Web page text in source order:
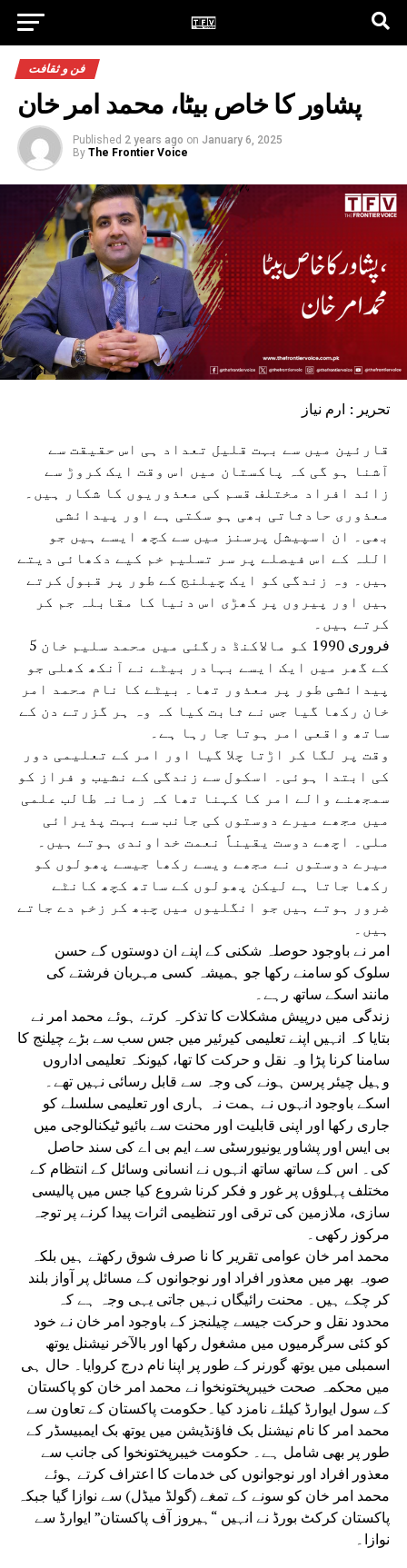
فن و ثقافت
پشاور کا خاص بیٹا، محمد امر خان
Published 2 years ago on January 6, 2025
By The Frontier Voice
تحریر : ارم نیاز
قارئین میں سے بہت قلیل تعداد ہی اس حقیقت سے
آشنا ہو گی کہ پاکستان میں اس وقت ایک کروڑ سے
زائد افراد مختلف قسم کی معذوریوں کا شکار ہیں۔
معذوری حادثاتی بھی ہو سکتی ہے اور پیدائشی
بھی۔ ان اسپیشل پرسنز میں سے کچھ ایسے ہیں جو
اللہ کے اس فیصلے پر سر تسلیم خم کیے دکھائی دیتے
ہیں۔ وہ زندگی کو ایک چیلنج کے طور پر قبول کرتے
ہیں اور پیروں پر کھڑی اس دنیا کا مقابلہ جم کر
کرتے ہیں۔
5 فروری 1990 کو مالاکنڈ درگئی میں محمد سلیم خان
کے گھر میں ایک ایسے بہادر بیٹے نے آنکھ کھلی جو
پیدائشی طور پر معذور تھا۔ بیٹے کا نام محمد امر
خان رکھا گیا جس نے ثابت کیا کہ وہ ہر گزرتے دن کے
ساتھ واقعی امر ہوتا جا رہا ہے۔
وقت پر لگا کر اڑتا چلا گیا اور امر کے تعلیمی دور
کی ابتدا ہوئی۔ اسکول سے زندگی کے نشیب و فراز کو
سمجھنے والے امر کا کہنا تھا کہ زمانہ طالب علمی
میں مجھے میرے دوستوں کی جانب سے بہت پذیرائی
ملی۔ اچھے دوست یقیناً نعمت خداوندی ہوتے ہیں۔
میرے دوستوں نے مجھے ویسے رکھا جیسے پھولوں کو
رکھا جاتا ہے لیکن پھولوں کے ساتھ کچھ کانٹے
ضرور ہوتے ہیں جو انگلیوں میں چبھ کر زخم دے جاتے
ہیں۔
امر نے باوجود حوصلہ شکنی کے اپنے ان دوستوں کے حسن
سلوک کو سامنے رکھا جو ہمیشہ کسی مہربان فرشتے کی
مانند اسکے ساتھ رہے۔
زندگی میں درپیش مشکلات کا تذکرہ کرتے ہوئے محمد امر نے
بتایا کہ انہیں اپنے تعلیمی کیرئیر میں جس سب سے بڑے چیلنج کا
سامنا کرنا پڑا وہ نقل و حرکت کا تھا، کیونکہ تعلیمی اداروں
وہیل چیئر پرسن ہونے کی وجہ سے قابل رسائی نہیں تھے۔
اسکے باوجود انہوں نے ہمت نہ ہاری اور تعلیمی سلسلے کو
جاری رکھا اور اپنی قابلیت اور محنت سے بائیو ٹیکنالوجی میں
بی ایس اور پشاور یونیورسٹی سے ایم بی اے کی سند حاصل
کی۔ اس کے ساتھ ساتھ انہوں نے انسانی وسائل کے انتظام کے
مختلف پہلوؤں پر غور و فکر کرنا شروع کیا جس میں پالیسی
سازی، ملازمین کی ترقی اور تنظیمی اثرات پیدا کرنے پر توجہ
مرکوز رکھی۔
محمد امر خان عوامی تقریر کا نا صرف شوق رکھتے ہیں بلکہ
صوبہ بھر میں معذور افراد اور نوجوانوں کے مسائل پر آواز بلند
کر چکے ہیں۔ محنت رائیگاں نہیں جاتی یہی وجہ ہے کہ
محدود نقل و حرکت جیسے چیلنجز کے باوجود امر خان نے خود
کو کئی سرگرمیوں میں مشغول رکھا اور بالآخر نیشنل یوتھ
اسمبلی میں یوتھ گورنر کے طور پر اپنا نام درج کروایا۔ حال ہی
میں محکمہ صحت خیبرپختونخوا نے محمد امر خان کو پاکستان
کے سول ایوارڈ کیلئے نامزد کیا۔حکومت پاکستان کے تعاون سے
محمد امر کا نام نیشنل بک فاؤنڈیشن میں یوتھ بک ایمبیسڈر کے
طور پر بھی شامل ہے۔ حکومت خیبرپختونخوا کی جانب سے
معذور افراد اور نوجوانوں کی خدمات کا اعتراف کرتے ہوئے
محمد امر خان کو سونے کے تمغے (گولڈ میڈل) سے نوازا گیا جبکہ
پاکستان کرکٹ بورڈ نے انہیں “ہیروز آف پاکستان” ایوارڈ سے
نوازا۔